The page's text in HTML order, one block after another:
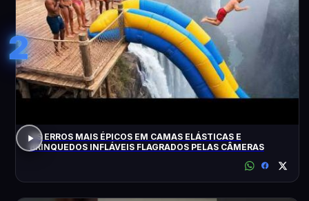
2
OS ERROS MAIS ÉPICOS EM CAMAS ELÁSTICAS E
BRINQUEDOS INFLÁVEIS FLAGRADOS PELAS CÂMERAS